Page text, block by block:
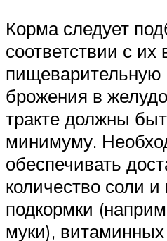
Корма следует
соответствии с
пищеварительную
брожения в
тракте должны
минимуму.
обеспечивать
количество соли
подкормки
муки), витаминных